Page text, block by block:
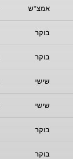
אמצ"ש
בוקר
בוקר
שישי
שישי
בוקר
בוקר